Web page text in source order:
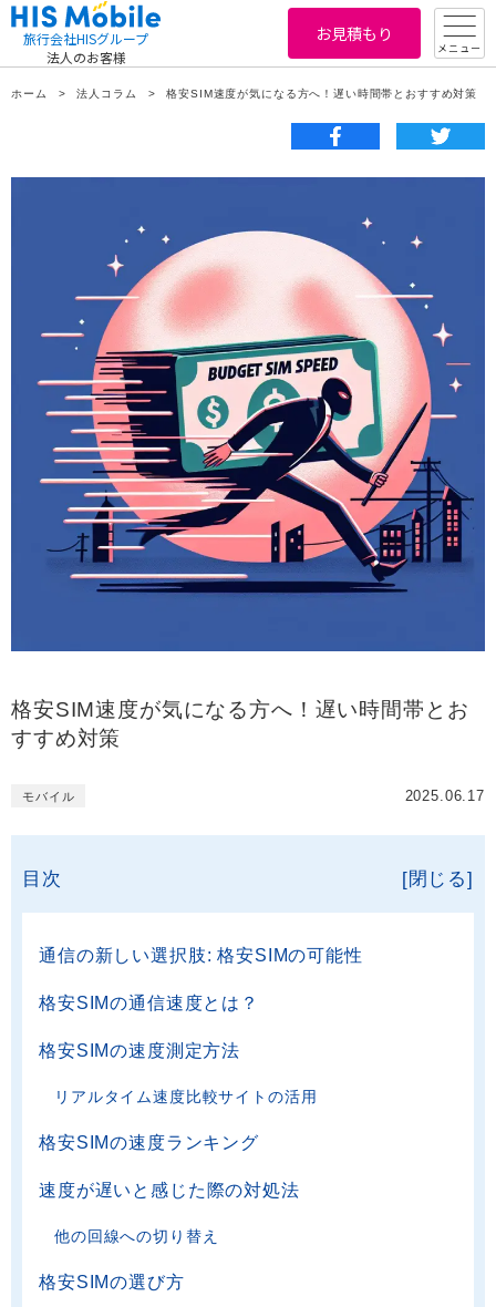
旅行会社HISグループ
法人のお客様
お見積もり
メニュー
ホーム 法人コラム 格安SIM速度が気になる方へ！遅い時間帯とおすすめ対策
格安SIM速度が気になる方へ！遅い時間帯とお
すすめ対策
モバイル 2025.06.17
目次 [閉じる]
通信の新しい選択肢: 格安SIMの可能性
格安SIMの通信速度とは？
格安SIMの速度測定方法
リアルタイム速度比較サイトの活用
格安SIMの速度ランキング
速度が遅いと感じた際の対処法
他の回線への切り替え
格安SIMの選び方